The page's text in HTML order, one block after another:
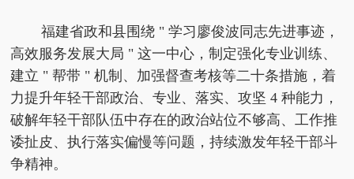
福建省政和县围绕 " 学习廖俊波同志先进事迹，
高效服务发展大局 " 这一中心，制定强化专业训练、
建立 " 帮带 " 机制、加强督查考核等二十条措施，着
力提升年轻干部政治、专业、落实、攻坚 4 种能力，
破解年轻干部队伍中存在的政治站位不够高、工作推
诿扯皮、执行落实偏慢等问题，持续激发年轻干部斗
争精神。